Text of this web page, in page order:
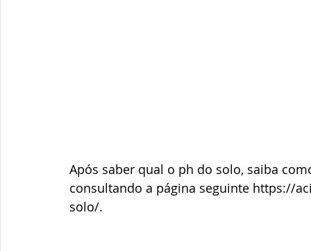
Após saber qual o ph do solo, saiba
consultando a página seguinte https://
solo/.